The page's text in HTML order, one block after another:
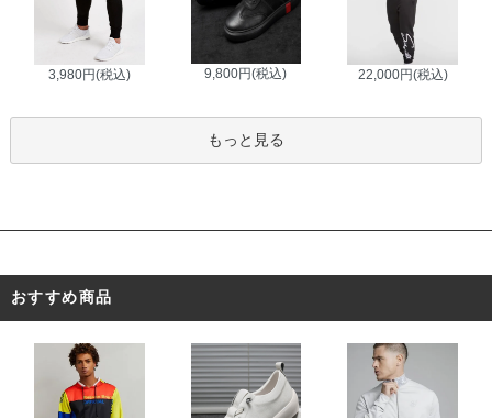
3,980円(税込) 9,800円(税込) 22,000円(税込)
もっと見る
おすすめ商品